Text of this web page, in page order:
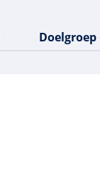
Doelgroep